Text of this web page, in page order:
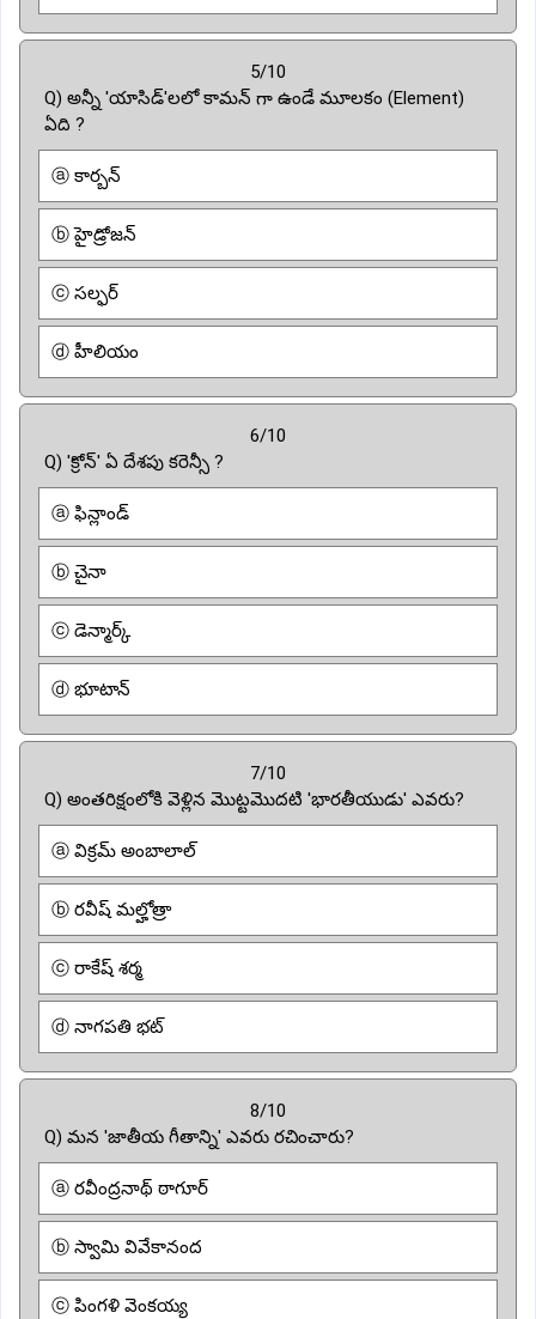
5/10
Q) అన్నీ 'యాసిడ్'లలో కామన్ గా ఉండే మూలకం (Element)
ఏది ?
ⓐ కార్బన్
ⓑ హైడ్రోజన్
ⓒ సల్ఫర్
ⓓ హీలియం
6/10
Q) 'క్రోన్' ఏ దేశపు కరెన్సీ ?
ⓐ ఫిన్లాండ్
ⓑ చైనా
ⓒ డెన్మార్క్
ⓓ భూటాన్
7/10
Q) అంతరిక్షంలోకి వెళ్లిన మొట్టమొదటి 'భారతీయుడు' ఎవరు?
ⓐ విక్రమ్ అంబాలాల్
ⓑ రవీష్ మల్హోత్రా
ⓒ రాకేష్ శర్మ
ⓓ నాగపతి భట్
8/10
Q) మన 'జాతీయ గీతాన్ని' ఎవరు రచించారు?
ⓐ రవీంద్రనాథ్ ఠాగూర్
ⓑ స్వామి వివేకానంద
ⓒ పింగళి వెంకయ్య